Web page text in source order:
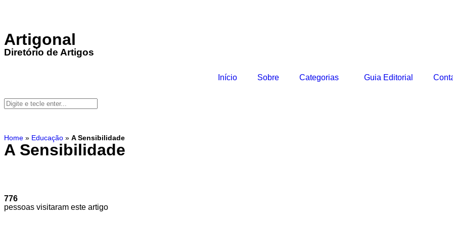
Artigonal
Diretório de Artigos
Início Sobre Categorias Guia Editorial
Home » Educação » A Sensibilidade
A Sensibilidade
776
pessoas visitaram este artigo